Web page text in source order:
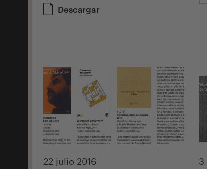
Descargar
22 julio 2016 3